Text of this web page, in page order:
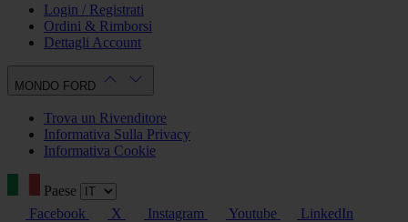
Login / Registrati
Ordini & Rimborsi
Dettagli Account
MONDO FORD
Trova un Rivenditore
Informativa Sulla Privacy
Informativa Cookie
Paese
Facebook
X Instagram Youtube
LinkedIn